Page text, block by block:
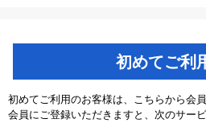
初めてご利
初めてご利用のお客様は、こちらから会
会員にご登録いただきますと、次のサー